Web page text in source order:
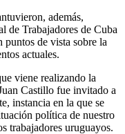
además,
de Trabajadores de Cuba
de vista sobre la
actuales.
viene realizando la
Castillo fue invitado a
instancia en la que se
política de nuestro
trabajadores uruguayos.